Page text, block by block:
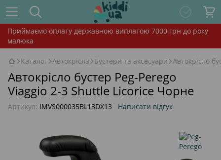
Приймаємо оплату державною виплатою 7000 грн до року
малюка
Каталог Автокрісла Бустери та аксесуари Автокрісло
Автокрісло бустер Peg-Perego
Viaggio 2-3 Shuttle Licorice Чорне
Артикул: IMVS000035BL13DX13 Написати відгук